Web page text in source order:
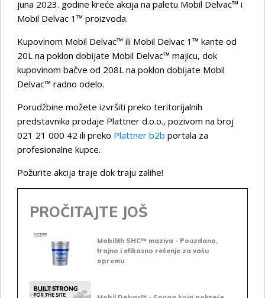
juna 2023. godine kreće akcija na paletu Mobil Delvac™ i
Mobil Delvac 1™ proizvoda.
Kupovinom Mobil Delvac™ ili Mobil Delvac 1™ kante od
20L na poklon dobijate Mobil Delvac™ majicu, dok
kupovinom bačve od 208L na poklon dobijate Mobil
Delvac™ radno odelo.
Porudžbine možete izvršiti preko teritorijalnih
predstavnika prodaje Plattner d.o.o., pozivom na broj
021 21 000 42 ili preko Plattner b2b portala za
profesionalne kupce.
Požurite akcija traje dok traju zalihe!
PROČITAJTE JOŠ
Mobilith SHC™ maziva - Pouzdano,
trajno i efikasno rešenje za vašu
opremu